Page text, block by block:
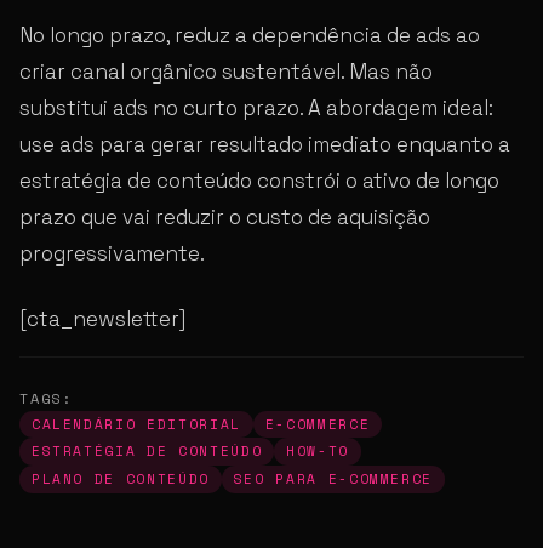
No longo prazo, reduz a dependência de ads ao
criar canal orgânico sustentável. Mas não
substitui ads no curto prazo. A abordagem ideal:
use ads para gerar resultado imediato enquanto a
estratégia de conteúdo constrói o ativo de longo
prazo que vai reduzir o custo de aquisição
progressivamente.
[cta_newsletter]
TAGS:
CALENDÁRIO EDITORIAL
E-COMMERCE
ESTRATÉGIA DE CONTEÚDO
HOW-TO
PLANO DE CONTEÚDO
SEO PARA E-COMMERCE